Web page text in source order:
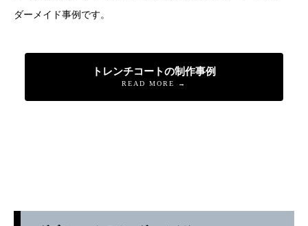
ダーメイド事例です。
トレンチコートの制作事例
READ MORE →